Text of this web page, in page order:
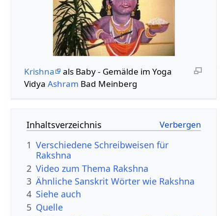
Krishna
als Baby - Gemälde im Yoga
Vidya Ashram Bad Meinberg
Inhaltsverzeichnis
1 Verschiedene Schreibweisen für
Rakshna
2 Video zum Thema Rakshna
3 Ähnliche Sanskrit Wörter wie Rakshna
4 Siehe auch
5 Quelle